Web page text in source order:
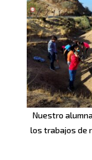
Nuestro
los trabajos de